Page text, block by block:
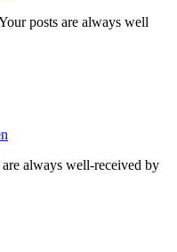
posts are always well
always well-received by